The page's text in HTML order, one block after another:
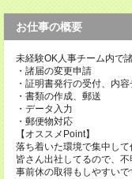
お仕事の概要
未経験OK人事チーム内で
・諸届の変更申請
・証明書発行の受付、内容
・書類の作成、郵送
・データ入力
・郵便物対応
【オススメPoint】
落ち着いた環境で集中し
皆さん出社してるので、
事前休の取得もしやすいで